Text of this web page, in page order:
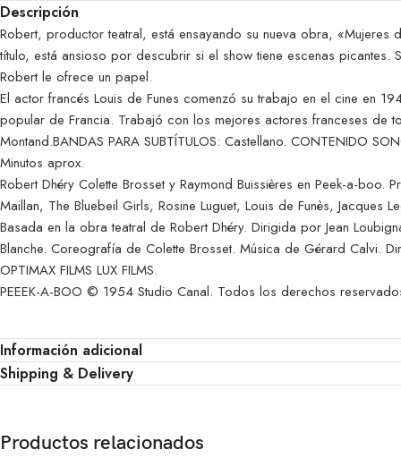
Descripción
Robert, productor teatral, está ensayando su nueva obra,
título, está ansioso por descubrir si el show tiene escenas
Robert le ofrece un papel.
El actor francés Louis de Funes comenzó su trabajo en el cine en
popular de Francia. Trabajó con los mejores actores franceses de
Montand.BANDAS PARA SUBTÍTULOS: Castellano. CONTENIDO
Minutos aprox.
Robert Dhéry Colette Brosset y Raymond Buissières en Peek-a-boo.
Maillan, The Bluebeil Girls, Rosine Luguet, Louis de Funès, Jacques
Basada en la obra teatral de Robert Dhéry. Dirigida por Jean
Blanche. Coreografía de Colette Brosset. Música de Gérard Calvi.
OPTIMAX FILMS LUX FILMS.
PEEEK-A-BOO © 1954 Studio Canal. Todos los derechos
Información adicional
Shipping & Delivery
Productos relacionados